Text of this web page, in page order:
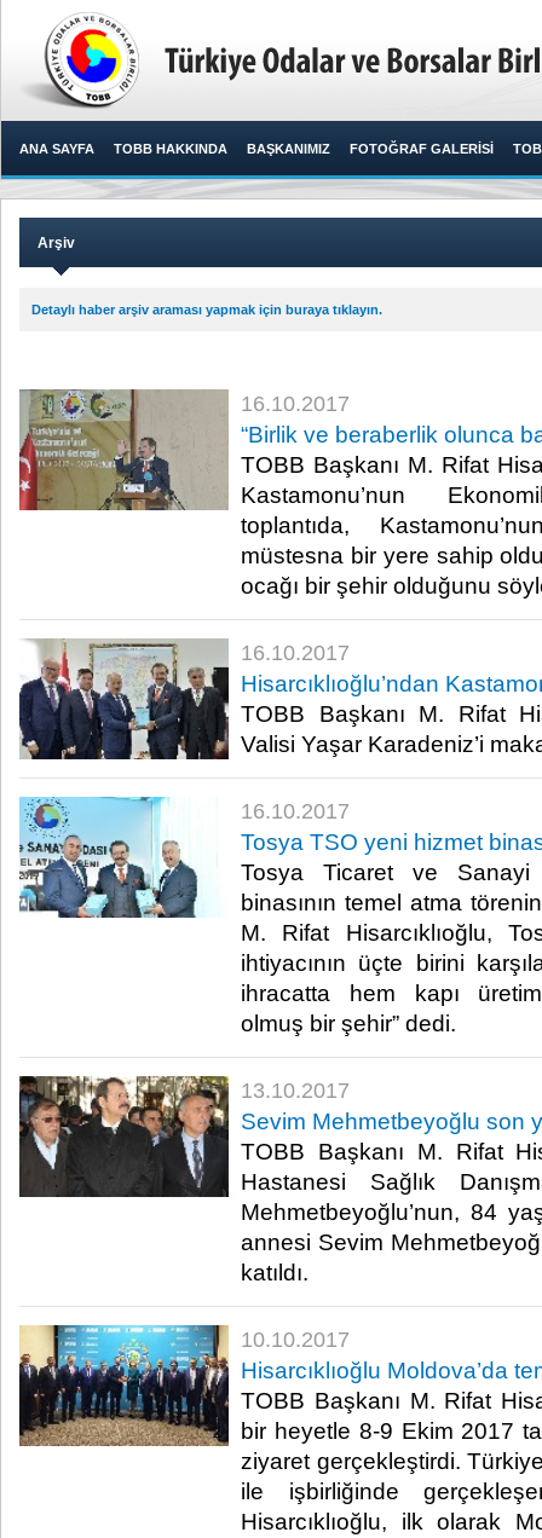
ANA SAYFA TOBB HAKKINDA BAŞKANIMIZ FOTOĞRAF GALERİSİ
Arşiv
Detaylı haber arşiv araması yapmak için buraya tıklayın.
16.10.2017
“Birlik ve beraberlik olunca
TOBB Başkanı M. Rifat
Kastamonu’nun
toplantıda,
müstesna bir yere sahip
ocağı bir şehir olduğunu
16.10.2017
Hisarcıklıoğlu’ndan
TOBB Başkanı M. Rifat
Valisi Yaşar Karadeniz’i
16.10.2017
Tosya TSO yeni hizmet
Tosya Ticaret ve Sanayi
binasının temel atma
M. Rifat Hisarcıklıoğlu,
ihtiyacının üçte birini
ihracatta hem kapı
olmuş bir şehir” dedi.​
13.10.2017
Sevim Mehmetbeyoğlu son
TOBB Başkanı M. Rifat
Hastanesi Sağlık
Mehmetbeyoğlu’nun, 84
annesi Sevim
katıldı.​
10.10.2017
Hisarcıklıoğlu Moldova’da
TOBB Başkanı M. Rifat
bir heyetle 8-9 Ekim 2017
ziyaret gerçekleştirdi.
ile işbirliğinde
Hisarcıklıoğlu, ilk olarak